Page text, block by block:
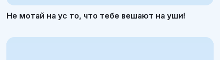
Не мотай на ус то, что тебе вешают на уши!